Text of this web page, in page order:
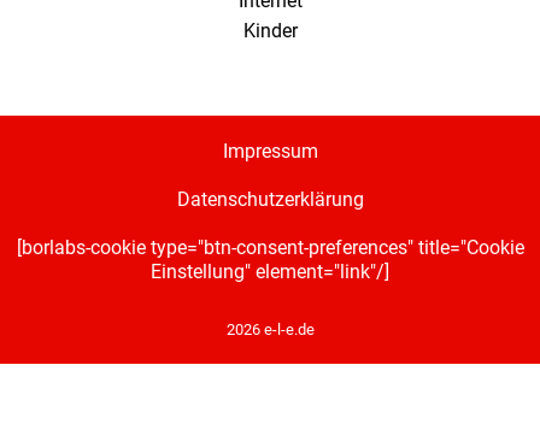
Kinder
Impressum
Datenschutzerklärung
[borlabs-cookie type="btn-consent-preferences" title="Cookie
Einstellung" element="link"/]
2026 e-l-e.de